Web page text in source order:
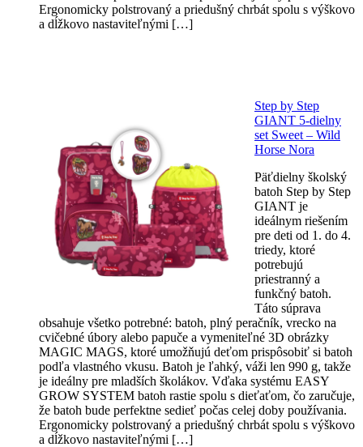
Ergonomicky polstrovaný a priedušný chrbát spolu s výškovo
a dĺžkovo nastaviteľnými […]
Step by Step
GIANT 5-dielny
set Sweet – Wild
Horse Nora
Päťdielny školský
batoh Step by Step
GIANT je
ideálnym riešením
pre deti od 1. do 4.
triedy, ktoré
potrebujú
priestranný a
funkčný batoh.
Táto súprava
obsahuje všetko potrebné: batoh, plný peračník, vrecko na
cvičebné úbory alebo papuče a vymeniteľné 3D obrázky
MAGIC MAGS, ktoré umožňujú deťom prispôsobiť si batoh
podľa vlastného vkusu. Batoh je ľahký, váži len 990 g, takže
je ideálny pre mladších školákov. Vďaka systému EASY
GROW SYSTEM batoh rastie spolu s dieťaťom, čo zaručuje,
že batoh bude perfektne sedieť počas celej doby používania.
Ergonomicky polstrovaný a priedušný chrbát spolu s výškovo
a dĺžkovo nastaviteľnými […]